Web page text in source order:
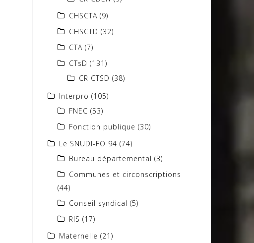
CHSCTA (9)
CHSCTD (32)
CTA (7)
CTsD (131)
CR CTSD (38)
Interpro (105)
FNEC (53)
Fonction publique (30)
Le SNUDI-FO 94 (74)
Bureau départemental (3)
Communes et circonscriptions
(44)
Conseil syndical (5)
RIS (17)
Maternelle (21)